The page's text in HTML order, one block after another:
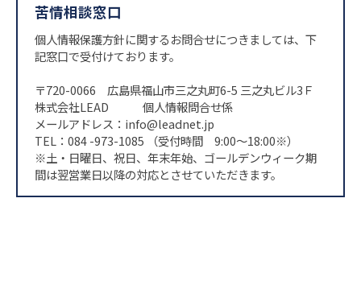
苦情相談窓口
個人情報保護方針に関するお問合せにつきましては、下
記窓口で受付けております。
〒720-0066 広島県福山市三之丸町6-5 三之丸ビル3Ｆ
株式会社LEAD 個人情報問合せ係
メールアドレス：info@leadnet.jp
TEL：084 -973-1085 （受付時間 9:00～18:00※）
※土・日曜日、祝日、年末年始、ゴールデンウィーク期
間は翌営業日以降の対応とさせていただきます。